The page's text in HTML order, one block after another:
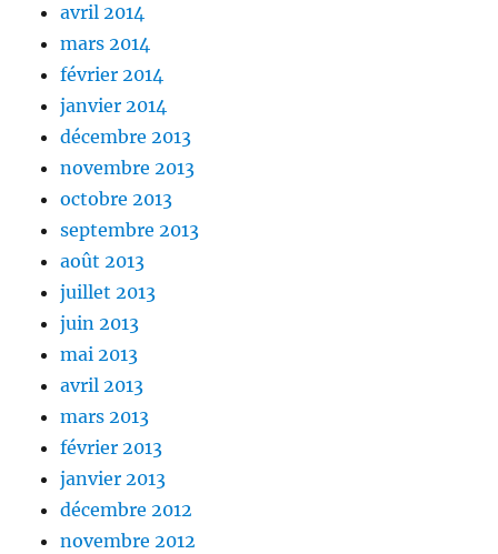
avril 2014
mars 2014
février 2014
janvier 2014
décembre 2013
novembre 2013
octobre 2013
septembre 2013
août 2013
juillet 2013
juin 2013
mai 2013
avril 2013
mars 2013
février 2013
janvier 2013
décembre 2012
novembre 2012